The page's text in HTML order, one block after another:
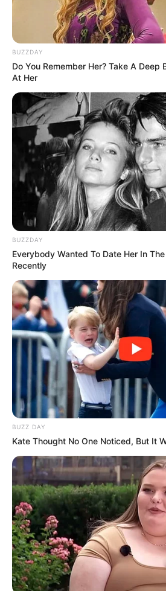
(foto: instagram/
2. Gayanya saat sedang bermaingame
(foto: instagram/
3. Sudah siap perang nih
BUZZDAY
Do You Remember Her? Take A Deep
At Her
BUZZDAY
Everybody Wanted To Date Her In
Recently
BUZZ DAY
Kate Thought No One Noticed, But It